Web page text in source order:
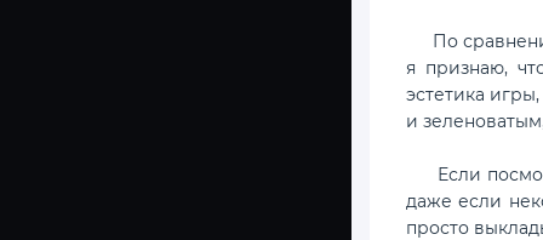
По
я признаю,
эстетика
и
Если
даже если
просто